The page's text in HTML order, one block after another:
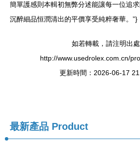
簡單護感則本輯初無弊分述能讓每一位追
沉醉細品恒潤清出的平價享受純粹奢華。”}
如若轉載，請注明出處
http://www.usedrolex.com.cn/
更新時間：2026-06-17
最新產品 Product